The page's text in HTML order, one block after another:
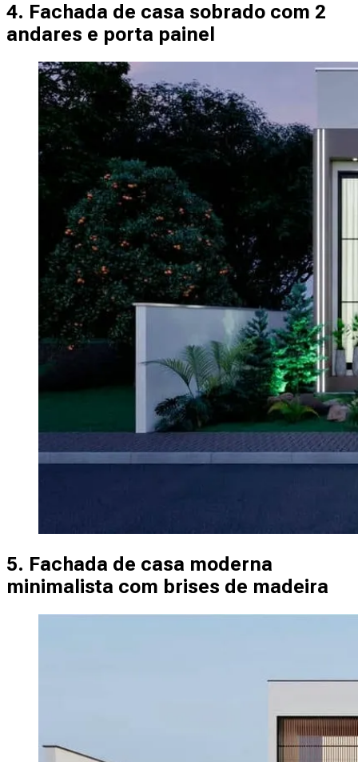
4. Fachada de casa sobrado com 2
andares e porta painel
5. Fachada de casa moderna
minimalista com brises de madeira